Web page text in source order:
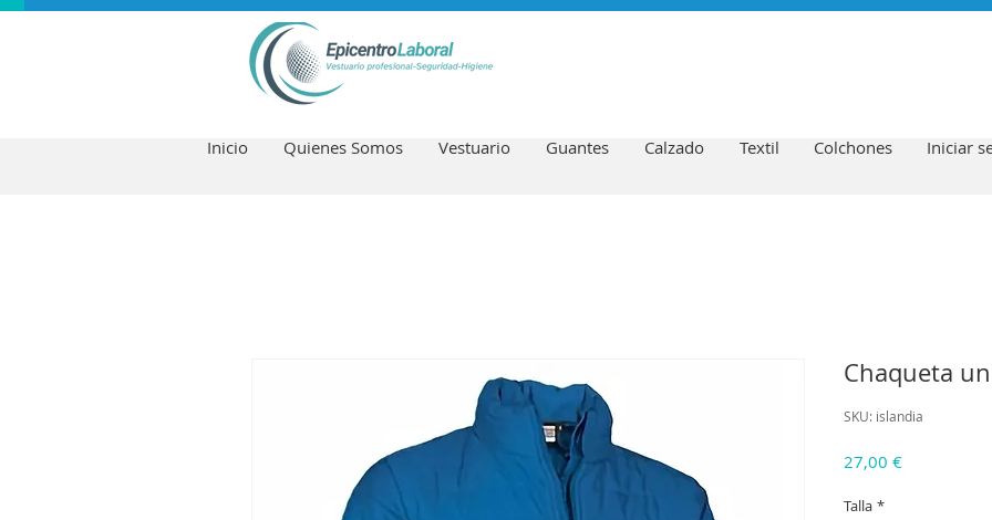
Inicio Quienes Somos Vestuario Guantes Calzado Textil Colchones Iniciar
Chaqueta
SKU: islandia
27,00 €Precio
Talla *